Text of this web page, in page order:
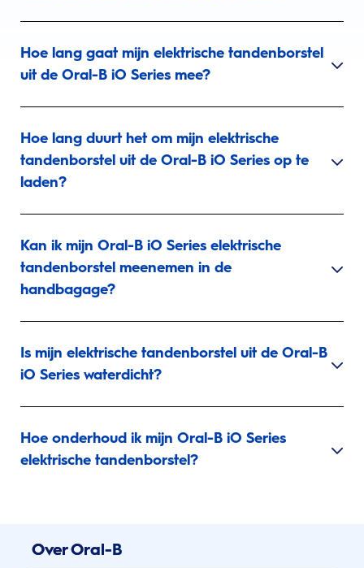
Hoe lang gaat mijn elektrische tandenborstel
uit de Oral-B iO Series mee?
Hoe lang duurt het om mijn elektrische
tandenborstel uit de Oral-B iO Series op te
laden?
Kan ik mijn Oral-B iO Series elektrische
tandenborstel meenemen in de
handbagage?
Is mijn elektrische tandenborstel uit de Oral-B
iO Series waterdicht?
Hoe onderhoud ik mijn Oral-B iO Series
elektrische tandenborstel?
Over Oral-B